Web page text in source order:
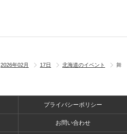
2026年02月 17日 北海道のイベント
舞
プライバシーポリシー
お問い合わせ